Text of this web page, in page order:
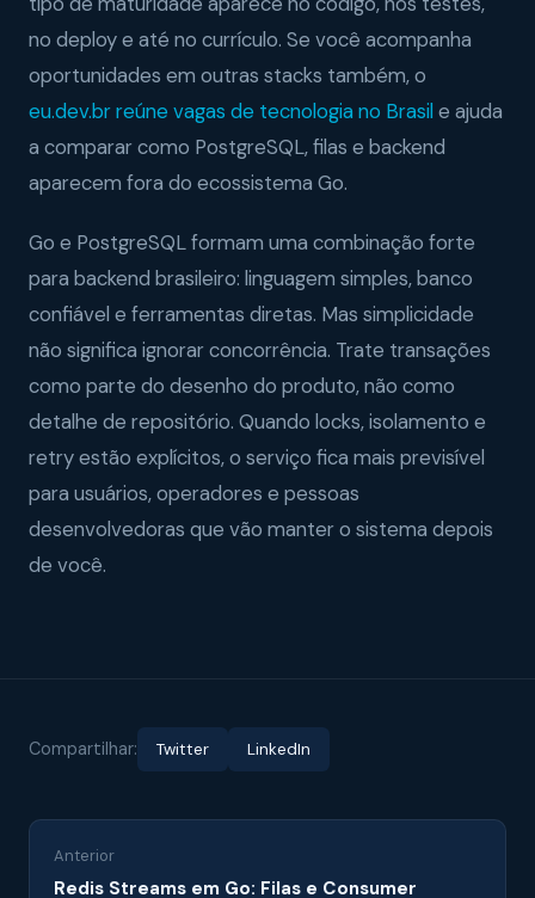
no deploy e até no currículo. Se você acompanha
oportunidades em outras stacks também, o
eu.dev.br reúne vagas de tecnologia no Brasil e ajuda
a comparar como PostgreSQL, filas e backend
aparecem fora do ecossistema Go.
Go e PostgreSQL formam uma combinação forte
para backend brasileiro: linguagem simples, banco
confiável e ferramentas diretas. Mas simplicidade
não significa ignorar concorrência. Trate transações
como parte do desenho do produto, não como
detalhe de repositório. Quando locks, isolamento e
retry estão explícitos, o serviço fica mais previsível
para usuários, operadores e pessoas
desenvolvedoras que vão manter o sistema depois
de você.
Compartilhar: Twitter LinkedIn
Anterior
Redis Streams em Go: Filas e Consumer